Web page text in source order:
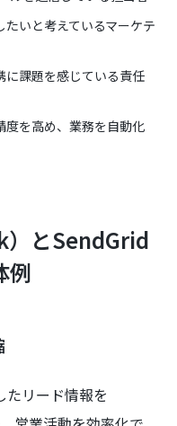
いと考えているマーケテ
に課題を感じている責任
を高め、業務を自動化
）とSendGrid
例
リード情報を